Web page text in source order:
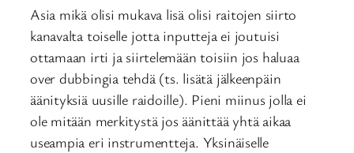
Asia mikä olisi mukava lisä olisi raitojen siirto
kanavalta toiselle jotta inputteja ei joutuisi
ottamaan irti ja siirtelemään toisiin jos haluaa
over dubbingia tehdä (ts. lisätä jälkeenpäin
äänityksiä uusille raidoille). Pieni miinus jolla ei
ole mitään merkitystä jos äänittää yhtä aikaa
useampia eri instrumentteja. Yksinäiselle